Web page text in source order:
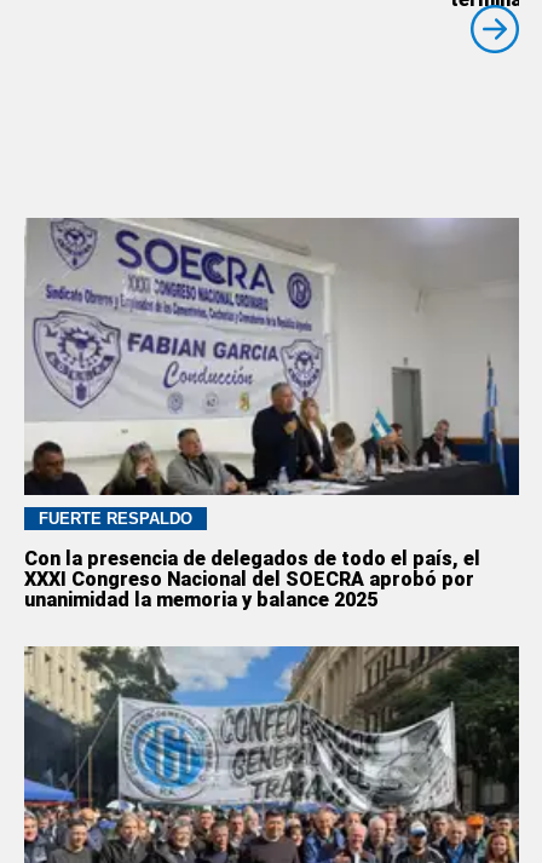
FUERTE RESPALDO
Con la presencia de delegados de todo el país, el
XXXI Congreso Nacional del SOECRA aprobó por
unanimidad la memoria y balance 2025